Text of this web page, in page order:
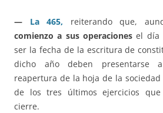
— La 465,
reiterando que,
comienzo a sus operaciones el día
ser la fecha de la escritura de
dicho año deben presentarse
reapertura de la hoja de la
de los tres últimos ejercicios que
cierre.